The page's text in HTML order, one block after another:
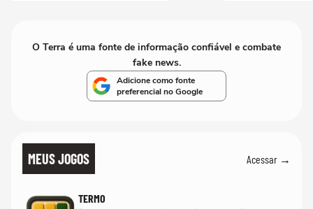
O Terra é uma fonte de informação confiável e combate
fake news.
Adicione como fonte
preferencial no Google
MEUS JOGOS Acessar →
TERMO